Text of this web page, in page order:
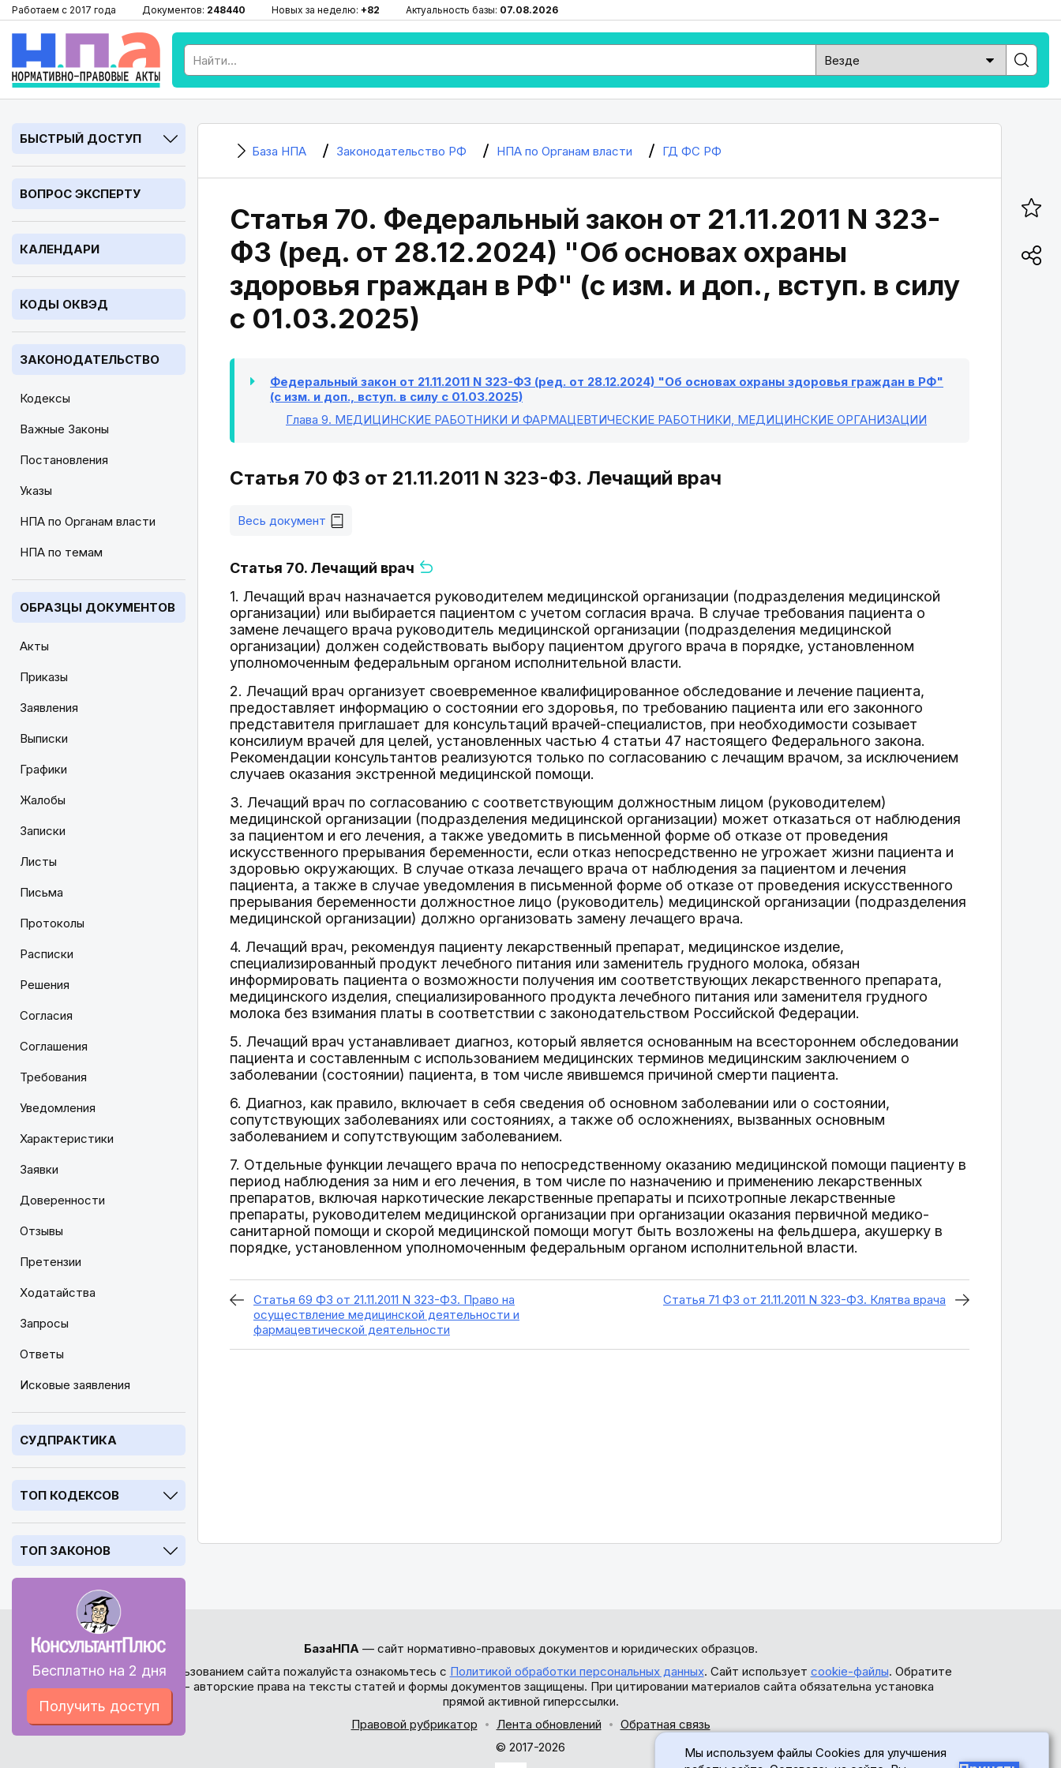
Работаем с 2017 года Документов: 248440 Новых за неделю: +82 Актуальность базы: 07.08.2026
БЫСТРЫЙ ДОСТУП
ВОПРОС ЭКСПЕРТУ
КАЛЕНДАРИ
КОДЫ ОКВЭД
ЗАКОНОДАТЕЛЬСТВО
Кодексы
Важные Законы
Постановления
Указы
НПА по Органам власти
НПА по темам
ОБРАЗЦЫ ДОКУМЕНТОВ
Акты
Приказы
Заявления
Выписки
Графики
Жалобы
Записки
Листы
Письма
Протоколы
Расписки
Решения
Согласия
Соглашения
Требования
Уведомления
Характеристики
Заявки
Доверенности
Отзывы
Претензии
Ходатайства
Запросы
Ответы
Исковые заявления
СУДПРАКТИКА
ТОП КОДЕКСОВ
ТОП ЗАКОНОВ
Бесплатно на 2 дня
Получить доступ
База НПА Законодательство РФ НПА по Органам власти ГД ФС РФ
Статья 70. Федеральный закон от 21.11.2011 N 323-
ФЗ (ред. от 28.12.2024) "Об основах охраны
здоровья граждан в РФ" (с изм. и доп., вступ. в силу
с 01.03.2025)
Федеральный закон от 21.11.2011 N 323-ФЗ (ред. от 28.12.2024) "Об основах охраны здоровья граждан в РФ"
(с изм. и доп., вступ. в силу с 01.03.2025)
Глава 9. МЕДИЦИНСКИЕ РАБОТНИКИ И ФАРМАЦЕВТИЧЕСКИЕ РАБОТНИКИ, МЕДИЦИНСКИЕ ОРГАНИЗАЦИИ
Статья 70 ФЗ от 21.11.2011 N 323-ФЗ. Лечащий врач
Весь документ
Статья 70. Лечащий врач
1. Лечащий врач назначается руководителем медицинской организации (подразделения медицинской
организации) или выбирается пациентом с учетом согласия врача. В случае требования пациента о
замене лечащего врача руководитель медицинской организации (подразделения медицинской
организации) должен содействовать выбору пациентом другого врача в порядке, установленном
уполномоченным федеральным органом исполнительной власти.
2. Лечащий врач организует своевременное квалифицированное обследование и лечение пациента,
предоставляет информацию о состоянии его здоровья, по требованию пациента или его законного
представителя приглашает для консультаций врачей-специалистов, при необходимости созывает
консилиум врачей для целей, установленных частью 4 статьи 47 настоящего Федерального закона.
Рекомендации консультантов реализуются только по согласованию с лечащим врачом, за исключением
случаев оказания экстренной медицинской помощи.
3. Лечащий врач по согласованию с соответствующим должностным лицом (руководителем)
медицинской организации (подразделения медицинской организации) может отказаться от наблюдения
за пациентом и его лечения, а также уведомить в письменной форме об отказе от проведения
искусственного прерывания беременности, если отказ непосредственно не угрожает жизни пациента и
здоровью окружающих. В случае отказа лечащего врача от наблюдения за пациентом и лечения
пациента, а также в случае уведомления в письменной форме об отказе от проведения искусственного
прерывания беременности должностное лицо (руководитель) медицинской организации (подразделения
медицинской организации) должно организовать замену лечащего врача.
4. Лечащий врач, рекомендуя пациенту лекарственный препарат, медицинское изделие,
специализированный продукт лечебного питания или заменитель грудного молока, обязан
информировать пациента о возможности получения им соответствующих лекарственного препарата,
медицинского изделия, специализированного продукта лечебного питания или заменителя грудного
молока без взимания платы в соответствии с законодательством Российской Федерации.
5. Лечащий врач устанавливает диагноз, который является основанным на всестороннем обследовании
пациента и составленным с использованием медицинских терминов медицинским заключением о
заболевании (состоянии) пациента, в том числе явившемся причиной смерти пациента.
6. Диагноз, как правило, включает в себя сведения об основном заболевании или о состоянии,
сопутствующих заболеваниях или состояниях, а также об осложнениях, вызванных основным
заболеванием и сопутствующим заболеванием.
7. Отдельные функции лечащего врача по непосредственному оказанию медицинской помощи пациенту в
период наблюдения за ним и его лечения, в том числе по назначению и применению лекарственных
препаратов, включая наркотические лекарственные препараты и психотропные лекарственные
препараты, руководителем медицинской организации при организации оказания первичной медико-
санитарной помощи и скорой медицинской помощи могут быть возложены на фельдшера, акушерку в
порядке, установленном уполномоченным федеральным органом исполнительной власти.
Статья 69 ФЗ от 21.11.2011 N 323-ФЗ. Право на
осуществление медицинской деятельности и
фармацевтической деятельности
Статья 71 ФЗ от 21.11.2011 N 323-ФЗ. Клятва врача
БазаНПА— сайт нормативно-правовых документов и юридических образцов.
Перед использованием сайта пожалуйста ознакомьтесь с Политикой обработки персональных данных. Сайт использует cookie-файлы. Обратите
внимание - авторские права на тексты статей и формы документов защищены. При цитировании материалов сайта обязательна установка
прямой активной гиперссылки.
Правовой рубрикатор
Лента обновлений
Обратная связь
© 2017-2026
Мы используем файлы Cookies для улучшения